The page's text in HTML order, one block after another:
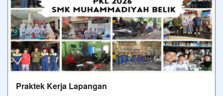
Praktek Kerja Lapangan